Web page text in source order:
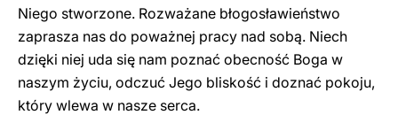
Niego stworzone. Rozważane błogosławieństwo
zaprasza nas do poważnej pracy nad sobą. Niech
dzięki niej uda się nam poznać obecność Boga w
naszym życiu, odczuć Jego bliskość i doznać pokoju,
który wlewa w nasze serca.